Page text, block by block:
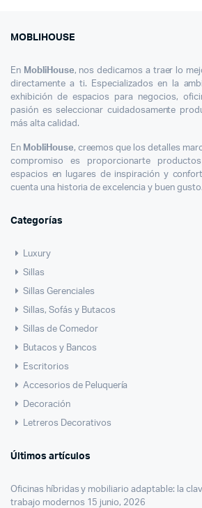
MOBLIHOUSE
En MobliHouse, nos dedicamos a traer lo
directamente a ti. Especializados en la
exhibición de espacios para negocios,
pasión es seleccionar cuidadosamente
más alta calidad.
En MobliHouse, creemos que los detalles
compromiso es proporcionarte
espacios en lugares de inspiración y
cuenta una historia de excelencia y buen gusto.
Categorías
Luxury
Sillas
Sillas Gerenciales
Sillas, Sofás y Butacos
Sillas de Comedor
Butacos y Bancos
Escritorios
Accesorios de Peluquería
Decoración
Letreros Decorativos
Últimos artículos
Oficinas híbridas y mobiliario adaptable: la
trabajo modernos 15 junio, 2026